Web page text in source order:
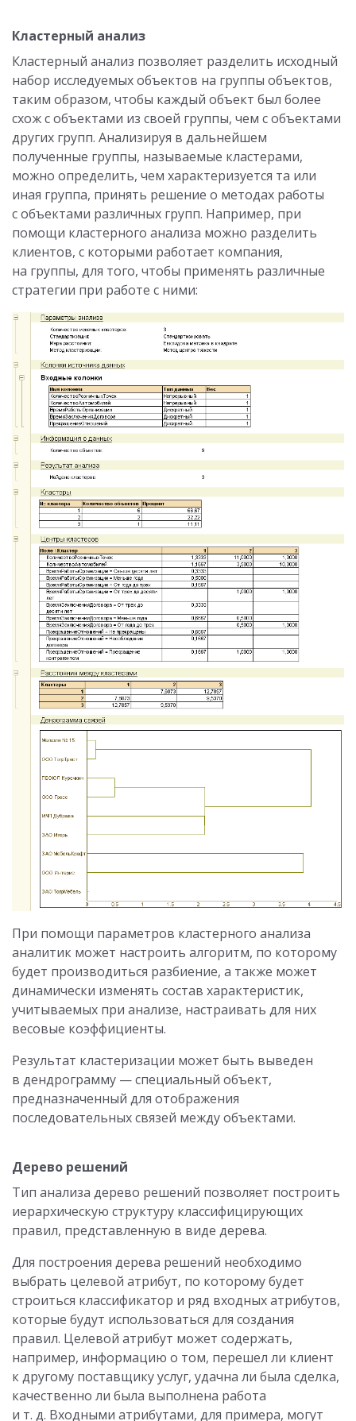
Кластерный анализ
Кластерный анализ позволяет разделить исходный
набор исследуемых объектов на группы объектов,
таким образом, чтобы каждый объект был более
схож с объектами из своей группы, чем с объектами
других групп. Анализируя в дальнейшем
полученные группы, называемые кластерами,
можно определить, чем характеризуется та или
иная группа, принять решение о методах работы
с объектами различных групп. Например, при
помощи кластерного анализа можно разделить
клиентов, с которыми работает компания,
на группы, для того, чтобы применять различные
стратегии при работе с ними:
При помощи параметров кластерного анализа
аналитик может настроить алгоритм, по которому
будет производиться разбиение, а также может
динамически изменять состав характеристик,
учитываемых при анализе, настраивать для них
весовые коэффициенты.
Результат кластеризации может быть выведен
в дендрограмму — специальный объект,
предназначенный для отображения
последовательных связей между объектами.
Дерево решений
Тип анализа дерево решений позволяет построить
иерархическую структуру классифицирующих
правил, представленную в виде дерева.
Для построения дерева решений необходимо
выбрать целевой атрибут, по которому будет
строиться классификатор и ряд входных атрибутов,
которые будут использоваться для создания
правил. Целевой атрибут может содержать,
например, информацию о том, перешел ли клиент
к другому поставщику услуг, удачна ли была сделка,
качественно ли была выполнена работа
и т. д. Входными атрибутами, для примера, могут